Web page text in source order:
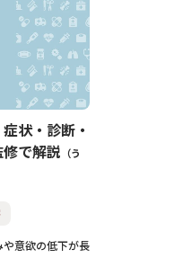
状・診断・
で解説
う
や意欲の低下が長